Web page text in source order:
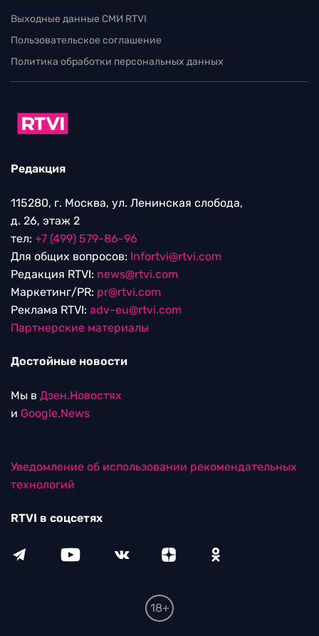
Выходные данные СМИ RTVI
Пользовательское соглашение
Политика обработки персональных данных
Редакция
115280, г. Москва, ул. Ленинская слобода,
д. 26, этаж 2
тел: +7 (499) 579-86-96
Для общих вопросов: Infortvi@rtvi.com
Редакция RTVI: news@rtvi.com
Маркетинг/PR: pr@rtvi.com
Реклама RTVI: adv-eu@rtvi.com
Партнерские материалы
Достойные новости
Мы в Дзен.Новостях
и Google.News
Уведомление об использовании рекомендательных
технологий
RTVI в соцсетях
18+